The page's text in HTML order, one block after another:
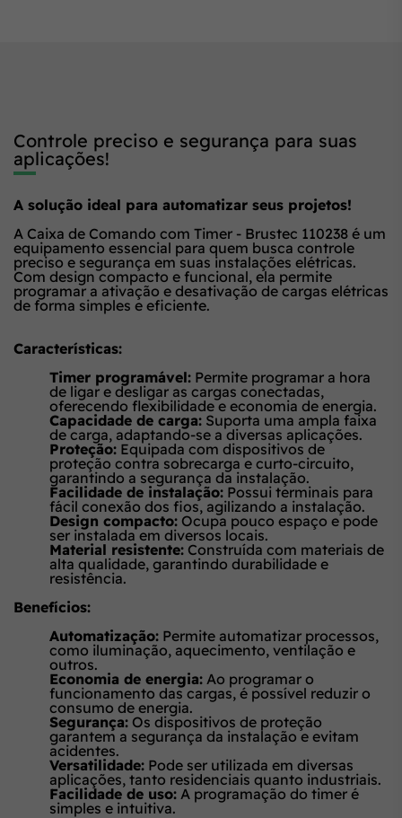
Controle preciso e segurança para suas
aplicações!
A solução ideal para automatizar seus projetos!
A Caixa de Comando com Timer - Brustec 110238 é um
equipamento essencial para quem busca controle
preciso e segurança em suas instalações elétricas.
Com design compacto e funcional, ela permite
programar a ativação e desativação de cargas elétricas
de forma simples e eficiente.
Características:
Timer programável: Permite programar a hora
de ligar e desligar as cargas conectadas,
oferecendo flexibilidade e economia de energia.
Capacidade de carga: Suporta uma ampla faixa
de carga, adaptando-se a diversas aplicações.
Proteção: Equipada com dispositivos de
proteção contra sobrecarga e curto-circuito,
garantindo a segurança da instalação.
Facilidade de instalação: Possui terminais para
fácil conexão dos fios, agilizando a instalação.
Design compacto: Ocupa pouco espaço e pode
ser instalada em diversos locais.
Material resistente: Construída com materiais de
alta qualidade, garantindo durabilidade e
resistência.
Benefícios:
Automatização: Permite automatizar processos,
como iluminação, aquecimento, ventilação e
outros.
Economia de energia: Ao programar o
funcionamento das cargas, é possível reduzir o
consumo de energia.
Segurança: Os dispositivos de proteção
garantem a segurança da instalação e evitam
acidentes.
Versatilidade: Pode ser utilizada em diversas
aplicações, tanto residenciais quanto industriais.
Facilidade de uso: A programação do timer é
simples e intuitiva.